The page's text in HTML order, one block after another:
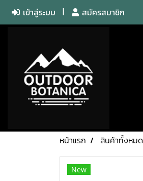
เข้าสู่ระบบ สมัครสมาชิก
หน้าแรก สินค้าทั้งหมด
New